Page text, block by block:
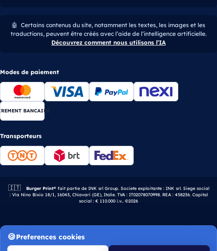
🤖 Certains contenus du site, notamment les textes, les images et les
traductions, peuvent être créés avec l’aide de l’intelligence artificielle.
Découvrez comment nous utilisons l’IA
Modes de paiement
BANCAIRE
Transporteurs
🇮🇹 Entreprise italienne.
Burger Print®fait partie de INK srl Group. Societe exploitante : INK srl. Siege social
: Via Nino Bixio 18/1, 16043, Chiavari (GE), Italie. TVA : IT02078070998. REA : 458236. Capital
social : € 110.000 i.v.. ©2026
Preferences cookies